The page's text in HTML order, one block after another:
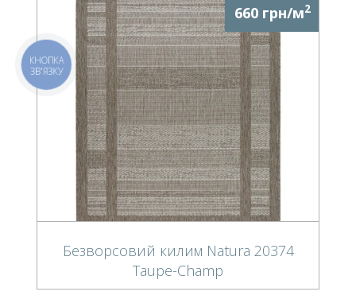
660 грн/м2
Безворсовий килим Natura 20374
Taupe-Champ
КНОПКА
ЗВ'ЯЗКУ